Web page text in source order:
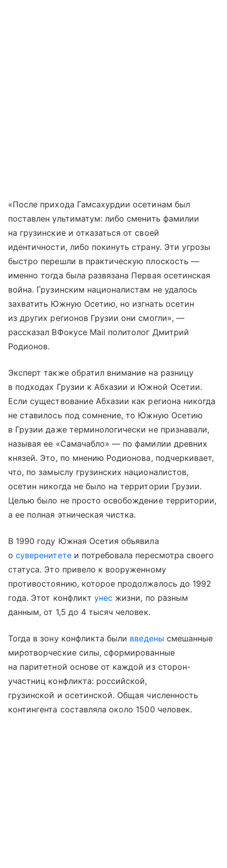
«После прихода Гамсахурдии осетинам был
поставлен ультиматум: либо сменить фамилии
на грузинские и отказаться от своей
идентичности, либо покинуть страну. Эти угрозы
быстро перешли в практическую плоскость —
именно тогда была развязана Первая осетинская
война. Грузинским националистам не удалось
захватить Южную Осетию, но изгнать осетин
из других регионов Грузии они смогли», —
рассказал ВФокусе Mail политолог Дмитрий
Родионов.
Эксперт также обратил внимание на разницу
в подходах Грузии к Абхазии и Южной Осетии.
Если существование Абхазии как региона никогда
не ставилось под сомнение, то Южную Осетию
в Грузии даже терминологически не признавали,
называя ее «Самачабло» — по фамилии древних
князей. Это, по мнению Родионова, подчеркивает,
что, по замыслу грузинских националистов,
осетин никогда не было на территории Грузии.
Целью было не просто освобождение территории,
а ее полная этническая чистка.
В 1990 году Южная Осетия объявила
осуверенитетеи потребовала пересмотра своего
статуса. Это привело к вооруженному
противостоянию, которое продолжалось до 1992
года. Этот конфликт унес жизни, по разным
данным, от 1,5 до 4 тысяч человек.
Тогда в зону конфликта были введены смешанные
миротворческие силы, сформированные
на паритетной основе от каждой из сторон-
участниц конфликта: российской,
грузинской и осетинской. Общая численность
контингента составляла около 1500 человек.